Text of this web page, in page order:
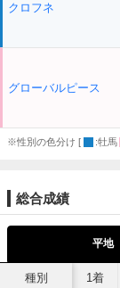
クロフネ
グローバルピース
※性別の色分け [ :牡馬
総合成績
平地
種別 1着